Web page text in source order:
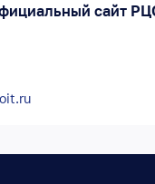
сайт